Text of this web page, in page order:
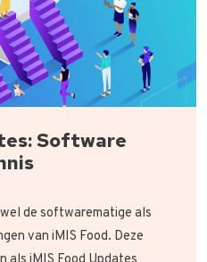
Software
de softwarematige als
van iMIS Food. Deze